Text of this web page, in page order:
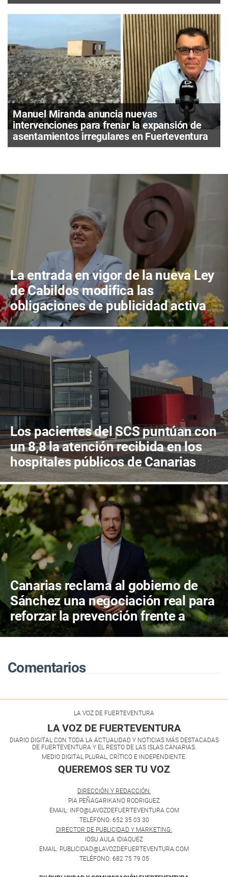
Manuel Miranda anuncia nuevas
intervenciones para frenar la expansión de
asentamientos irregulares en Fuerteventura
La entrada en vigor de la nueva Ley
de Cabildos modifica las
obligaciones de publicidad activa
de las corporaciones insulares y
municipales
Los pacientes del SCS puntúan con
un 8,8 la atención recibida en los
hospitales públicos de Canarias
Canarias reclama al gobierno de
Sánchez una negociación real para
reforzar la prevención frente a
incendios y la gestión forestal
Comentarios
LA VOZ DE FUERTEVENTURA
LA VOZ DE FUERTEVENTURA
DIARIO DIGITAL CON TODA LA ACTUALIDAD Y NOTICIAS MÁS DESTACADAS
DE FUERTEVENTURA Y EL RESTO DE LAS ISLAS CANARIAS.
MEDIO DIGITAL PLURAL, CRÍTICO E INDEPENDIENTE.
QUEREMOS SER TU VOZ
DIRECCIÓN Y REDACCIÓN:
PIA PEÑAGARIKANO RODRIGUEZ
EMAIL: INFO@LAVOZDEFUERTEVENTURA.COM
TELÉFONO: 652 35 03 30
DIRECTOR DE PUBLICIDAD Y MARKETING:
IOSU AULA IDIAQUEZ
EMAIL: PUBLICIDAD@LAVOZDEFUERTEVENTURA.COM
TELÉFONO: 682 75 79 05